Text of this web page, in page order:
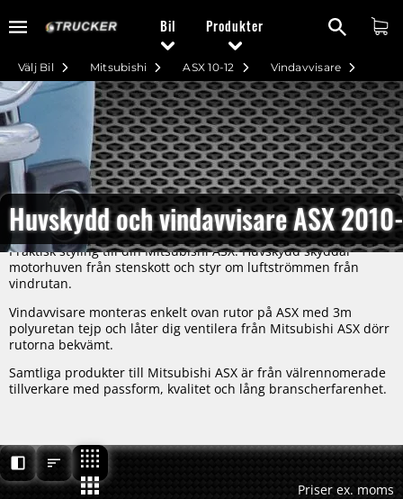
Bil Produkter
Vindavvisare
ASX 10-12
Mitsubishi
Välj Bil
Huvskydd och vindavvisare ASX
Praktisk styling till din Mitsubishi ASX. Huvskydd skyddar
motorhuven från stenskott och styr om luftströmmen från
vindrutan.
Vindavvisare monteras enkelt ovan rutor på ASX med 3m
polyuretan tejp och låter dig ventilera från Mitsubishi ASX dörr
rutorna bekvämt.
Samtliga produkter till Mitsubishi ASX är från välrennomerade
tillverkare med passform, kvalitet och lång branscherfarenhet.
Priser ex. moms